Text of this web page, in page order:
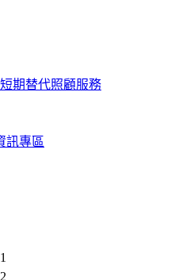
期替代照顧服務
訊專區